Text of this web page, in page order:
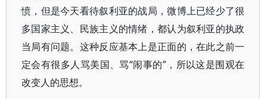
愤，但是今天看待叙利亚的战局，微博上已经少了很
多国家主义、民族主义的情绪，都认为叙利亚的执政
当局有问题。这种反应基本上是正面的，在此之前一
定会有很多人骂美国、骂“闹事的”，所以这是围观在
改变人的思想。